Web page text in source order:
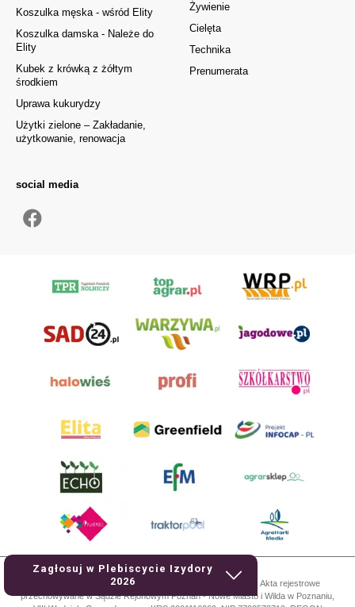
Zagłosuj w Plebiscycie Izydory
2026
Żywienie
Cielęta
Technika
Prenumerata
Koszulka męska - wśród Elity
Koszulka damska - Należe do
Elity
Kubek z krówką z żółtym
środkiem
Uprawa kukurydzy
Użytki zielone – Zakładanie,
użytkowanie, renowacja
social media
AgroHorti Media Sp. z o.o. ul. Metalowa 5, 60-118 Poznań. Akta rejestrowe
przechowywane w Sądzie Rejonowym Poznań - Nowe Miasto i Wilda w Poznaniu,